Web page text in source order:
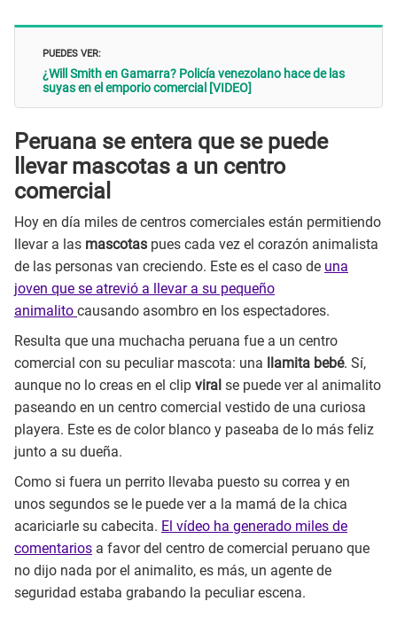
PUEDES VER:
¿Will Smith en Gamarra? Policía venezolano hace de las
suyas en el emporio comercial [VIDEO]
Peruana se entera que se puede
llevar mascotas a un centro
comercial
Hoy en día miles de centros comerciales están permitiendo
llevar a las mascotas pues cada vez el corazón animalista
de las personas van creciendo. Este es el caso de una
joven que se atrevió a llevar a su pequeño
animalito causando asombro en los espectadores.
Resulta que una muchacha peruana fue a un centro
comercial con su peculiar mascota: una
llamita bebé. Sí,
aunque no lo creas en el clip viral se puede ver al animalito
paseando en un centro comercial vestido de una curiosa
playera. Este es de color blanco y paseaba de lo más feliz
junto a su dueña.
Como si fuera un perrito llevaba puesto su correa y en
unos segundos se le puede ver a la mamá de la chica
acariciarle su cabecita. El vídeo ha generado miles de
comentarios a favor del centro de comercial peruano que
no dijo nada por el animalito, es más, un agente de
seguridad estaba grabando la peculiar escena.